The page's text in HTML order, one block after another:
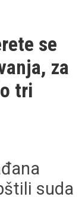
se
za
tri
suda